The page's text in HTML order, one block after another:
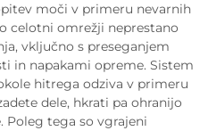
moči v primeru nevarnih
celotni omrežji neprestano
vključno s preseganjem
in napakami opreme. Sistem
hitrega odziva v primeru
dele, hkrati pa ohranijo
Poleg tega so vgrajeni